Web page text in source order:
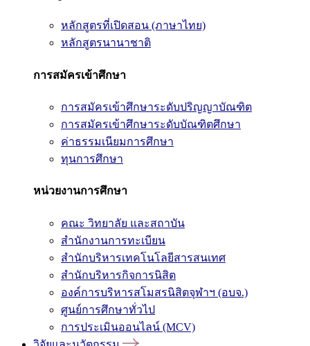
หลักสูตรที่เปิดสอน (ภาษาไทย)
หลักสูตรนานาชาติ
การสมัครเข้าศึกษา
การสมัครเข้าศึกษาระดับปริญญาบัณฑิต
การสมัครเข้าศึกษาระดับบัณฑิตศึกษา
ค่าธรรมเนียมการศึกษา
ทุนการศึกษา
หน่วยงานการศึกษา
คณะ วิทยาลัย และสถาบัน
สำนักงานการทะเบียน
สำนักบริหารเทคโนโลยีสารสนเทศ
สำนักบริหารกิจการนิสิต
องค์การบริหารสโมสรนิสิตจุฬาฯ (อบจ.)
ศูนย์การศึกษาทั่วไป
การประเมินออนไลน์ (MCV)